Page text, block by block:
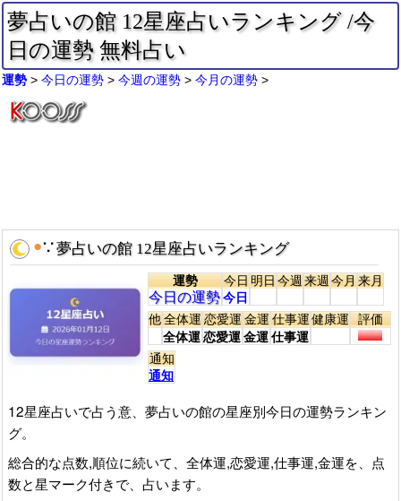
夢占いの館 12星座占いランキング /今
日の運勢 無料占い
運勢 今日の運勢 今週の運勢 今月の運勢
●∵夢占いの館 12星座占いランキング
運勢
今日の運勢
今日
今日
明日今週来週今月来月
他全体運
全体運
恋愛運
恋愛運
金運
金運
仕事運
仕事運
健康運 評価
通知
通知
12星座占いで占う意、夢占いの館の星座別今日の運勢ランキン
グ。
総合的な点数,順位に続いて、全体運,恋愛運,仕事運,金運を、点
数と星マーク付きで、占います。